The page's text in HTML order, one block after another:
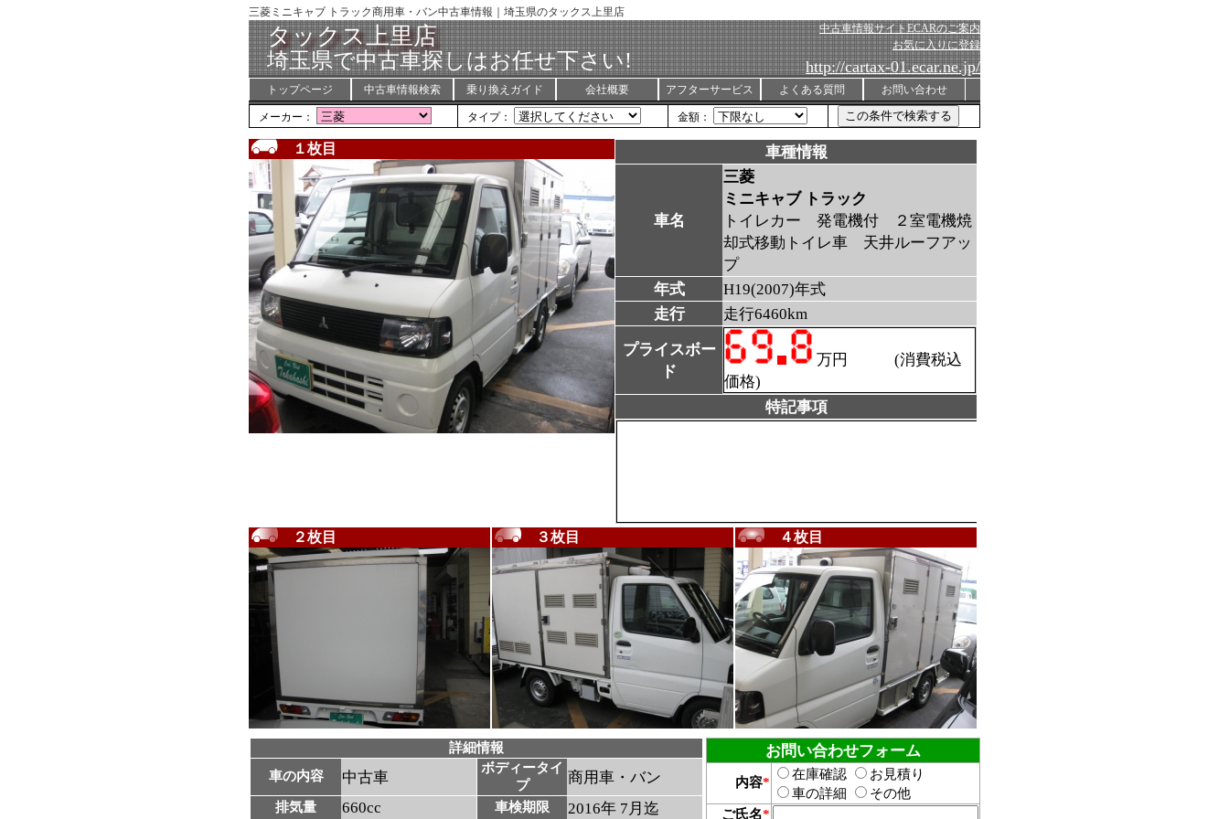
三菱ミニキャブ トラック商用車・バン中古車情報｜埼玉県のタックス上里店
タックス上里店
埼玉県で中古車探しはお任せ下さい!
中古車情報サイトECARのご案内
お気に入りに登録
http://cartax-01.ecar.ne.jp/
トップページ 中古車情報検索 乗り換えガイド 会社概要 アフターサービス よくある質問 お問い合わせ
メーカー： タイプ： 金額：
１枚目 車種情報
車名
三菱
ミニキャブ トラック
トイレカー 発電機付 ２室電機焼
却式移動トイレ車 天井ルーフアッ
プ
年式
H19(2007)年式
走行
走行6460km
プライスボー
ド
万円 (消費税込
価格)
特記事項
２枚目 ３枚目 ４枚目
詳細情報
車の内容
中古車
ボディータイ
プ
商用車・バン
排気量 660cc 車検期限 2016年 7月迄
お問い合わせフォーム
内容*
在庫確認
お見積り
車の詳細
その他
ご氏名*